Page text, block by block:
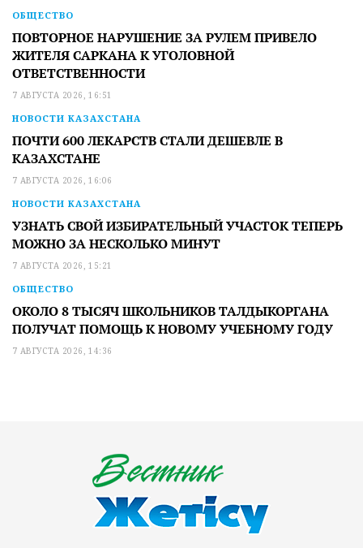
ОБЩЕСТВО
ПОВТОРНОЕ НАРУШЕНИЕ ЗА РУЛЕМ ПРИВЕЛО
ЖИТЕЛЯ САРКАНА К УГОЛОВНОЙ
ОТВЕТСТВЕННОСТИ
7 АВГУСТА 2026, 16:51
НОВОСТИ КАЗАХСТАНА
ПОЧТИ 600 ЛЕКАРСТВ СТАЛИ ДЕШЕВЛЕ В
КАЗАХСТАНЕ
7 АВГУСТА 2026, 16:06
НОВОСТИ КАЗАХСТАНА
УЗНАТЬ СВОЙ ИЗБИРАТЕЛЬНЫЙ УЧАСТОК ТЕПЕРЬ
МОЖНО ЗА НЕСКОЛЬКО МИНУТ
7 АВГУСТА 2026, 15:21
ОБЩЕСТВО
ОКОЛО 8 ТЫСЯЧ ШКОЛЬНИКОВ ТАЛДЫКОРГАНА
ПОЛУЧАТ ПОМОЩЬ К НОВОМУ УЧЕБНОМУ ГОДУ
7 АВГУСТА 2026, 14:36